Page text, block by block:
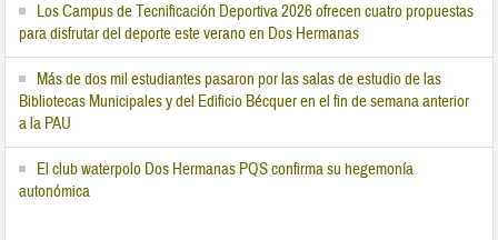
Los Campus de Tecnificación Deportiva 2026 ofrecen cuatro propuestas
para disfrutar del deporte este verano en Dos Hermanas
Más de dos mil estudiantes pasaron por las salas de estudio de las
Bibliotecas Municipales y del Edificio Bécquer en el fin de semana anterior
a la PAU
El club waterpolo Dos Hermanas PQS confirma su hegemonía
autonómica